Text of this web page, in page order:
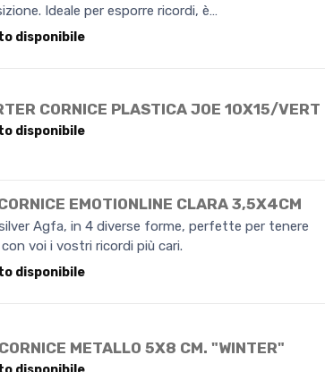
Ideale per esporre ricordi, è…
disponibile
CORNICE PLASTICA JOE 10X15/VERT
disponibile
EMOTIONLINE CLARA 3,5X4CM
Agfa, in 4 diverse forme, perfette per tenere
voi i vostri ricordi più cari.
disponibile
METALLO 5X8 CM. "WINTER"